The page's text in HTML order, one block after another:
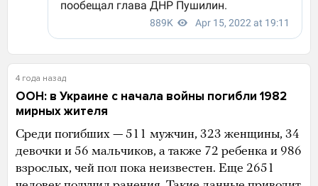
4 года назад
ООН: в Украине с начала войны погибли 1982
мирных жителя
Среди погибших — 511 мужчин, 323 женщины, 34
девочки и 56 мальчиков, а также 72 ребенка и 986
взрослых, чей пол пока неизвестен. Еще 2651